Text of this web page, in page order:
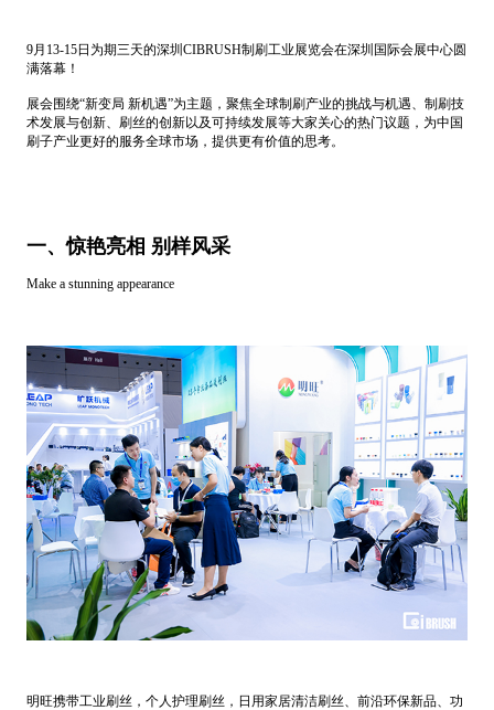
9月13-15日为期三天的深圳CIBRUSH制刷工业展览会在深圳国际会展中心圆
满落幕！
展会围绕“新变局 新机遇”为主题，聚焦全球制刷产业的挑战与机遇、制刷技
术发展与创新、刷丝的创新以及可持续发展等大家关心的热门议题，为中国
刷子产业更好的服务全球市场，提供更有价值的思考。
一、惊艳亮相 别样风采
Make a stunning appearance
明旺携带工业刷丝，个人护理刷丝，日用家居清洁刷丝、前沿环保新品、功